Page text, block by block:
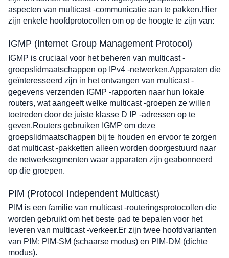
aspecten van multicast -communicatie aan te pakken.Hier
zijn enkele hoofdprotocollen om op de hoogte te zijn van:
IGMP (Internet Group Management Protocol)
IGMP is cruciaal voor het beheren van multicast -
groepslidmaatschappen op IPv4 -netwerken.Apparaten die
geïnteresseerd zijn in het ontvangen van multicast -
gegevens verzenden IGMP -rapporten naar hun lokale
routers, wat aangeeft welke multicast -groepen ze willen
toetreden door de juiste klasse D IP -adressen op te
geven.Routers gebruiken IGMP om deze
groepslidmaatschappen bij te houden en ervoor te zorgen
dat multicast -pakketten alleen worden doorgestuurd naar
de netwerksegmenten waar apparaten zijn geabonneerd
op die groepen.
PIM (Protocol Independent Multicast)
PIM is een familie van multicast -routeringsprotocollen die
worden gebruikt om het beste pad te bepalen voor het
leveren van multicast -verkeer.Er zijn twee hoofdvarianten
van PIM: PIM-SM (schaarse modus) en PIM-DM (dichte
modus).